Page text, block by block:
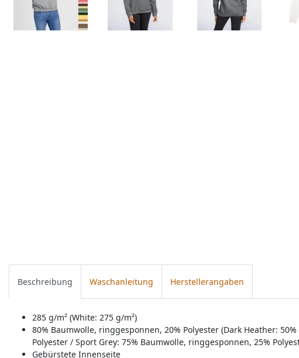
Beschreibung Waschanleitung Herstellerangaben
285 g/m² (White: 275 g/m²)
80% Baumwolle, ringgesponnen, 20% Polyester (Dark Heather:
Polyester / Sport Grey: 75% Baumwolle, ringgesponnen, 25%
Gebürstete Innenseite